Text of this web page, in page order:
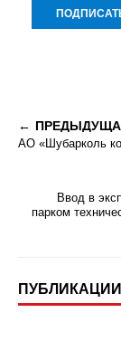
АО «Шубарколь
Ввод в
парком